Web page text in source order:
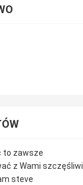
to zawsze
z Wami szczęśliwi
steve